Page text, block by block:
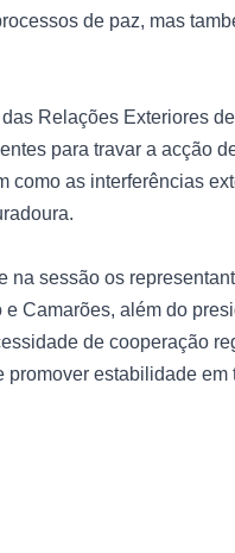
de paz, mas
Relações Exteriores
para travar a acção
como as interferências
na sessão os
Camarões, além do
de cooperação
promover estabilidade em